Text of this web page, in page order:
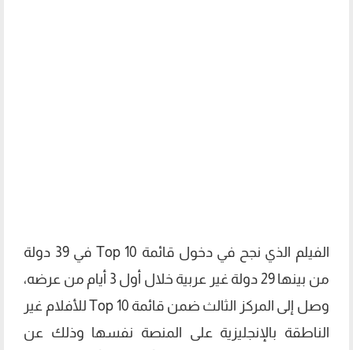
الفيلم الذي نجح في دخول قائمة Top 10 في 39 دولة
من بينها 29 دولة غير عربية خلال أول 3 أيام من عرضه،
وصل إلى المركز الثالث ضمن قائمة Top 10 للأفلام غير
الناطقة بالإنجليزية على المنصة نفسها وذلك عن